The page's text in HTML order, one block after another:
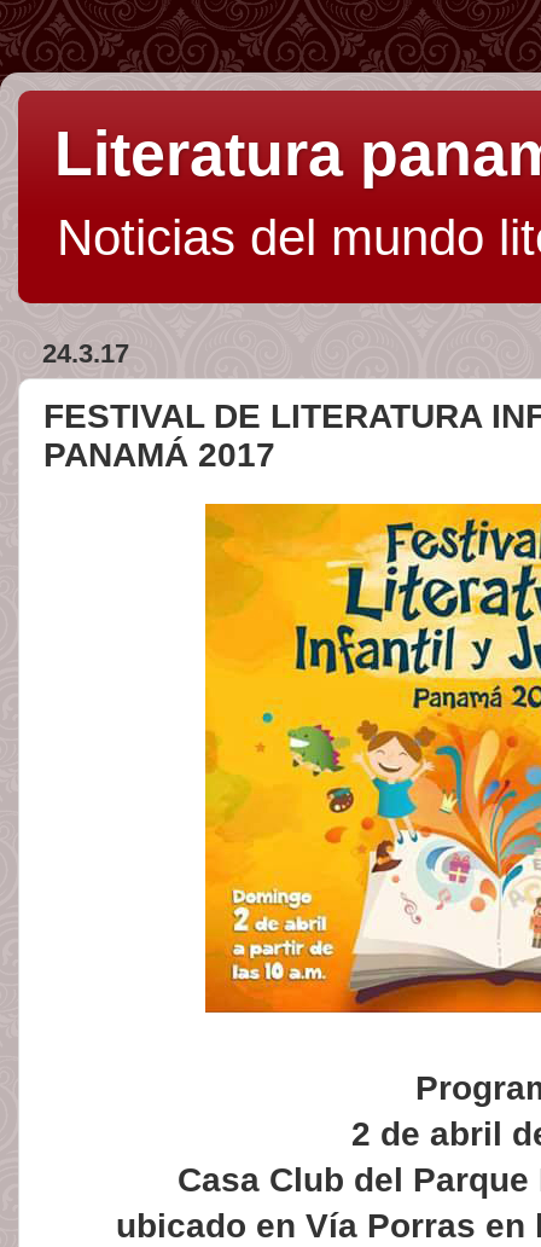
Literatura
Noticias del mundo
24.3.17
FESTIVAL DE LITERATURA
PANAMÁ 2017
2 de abril
Casa Club del
ubicado en Vía Porras en